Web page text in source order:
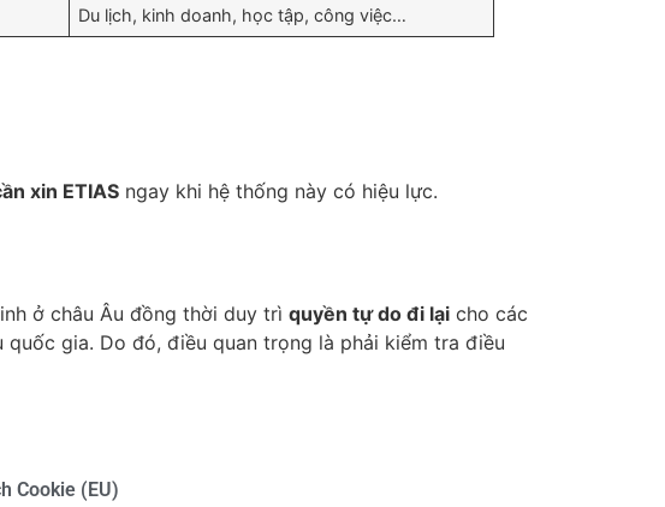
Du lịch, kinh doanh, học tập, công việc…
xin ETIAS ngay khi hệ thống này có hiệu lực.
ở châu Âu đồng thời duy trì quyền tự do đi lại cho các
gia. Do đó, điều quan trọng là phải kiểm tra điều
Cookie (EU)